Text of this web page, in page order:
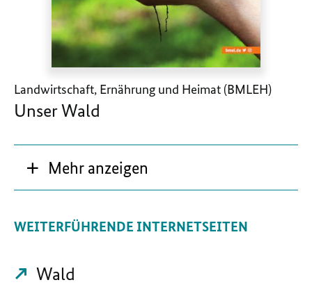
Landwirtschaft, Ernährung und Heimat (BMLEH)
Unser Wald
Mehr anzeigen
WEITERFÜHRENDE INTERNETSEITEN
Wald